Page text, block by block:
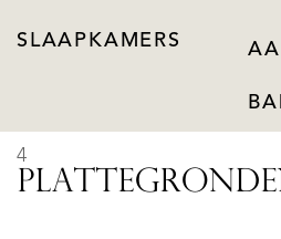
SLAAPKAMERS
4